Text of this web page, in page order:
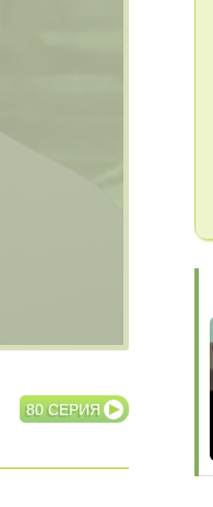
80 СЕРИЯ